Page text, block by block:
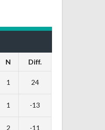
N Diff.
1 24
1 -13
2 -11